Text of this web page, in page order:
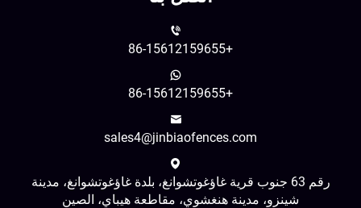
sales4@jinbiaofences.com
رقم 63 جنوب قرية غاؤغوتشوانغ، بلدة غاؤغوتشوانغ، مدينة
شينزو، مدينة هنغشوي، مقاطعة هيباي، الصين